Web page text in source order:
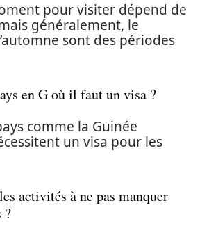
pour visiter dépend de
généralement, le
sont des périodes
en G où il faut un visa ?
comme la Guinée
un visa pour les
activités à ne pas manquer
?